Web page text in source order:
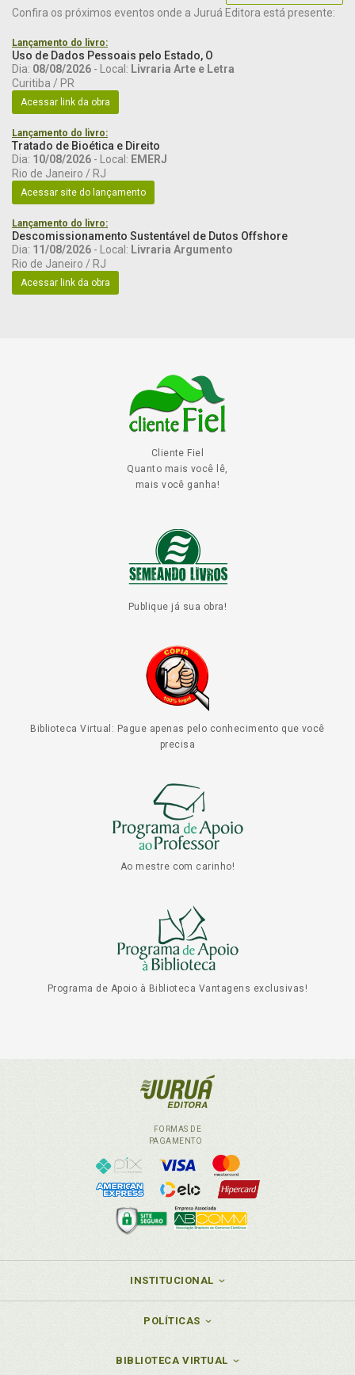
Confira os próximos eventos onde a Juruá Editora está presente:
Lançamento do livro:
Uso de Dados Pessoais pelo Estado, O
Dia: 08/08/2026 - Local: Livraria Arte e Letra
Curitiba / PR
Acessar link da obra
Lançamento do livro:
Tratado de Bioética e Direito
Dia: 10/08/2026 - Local: EMERJ
Rio de Janeiro / RJ
Acessar site do lançamento
Lançamento do livro:
Descomissionamento Sustentável de Dutos Offshore
Dia: 11/08/2026 - Local: Livraria Argumento
Rio de Janeiro / RJ
Acessar link da obra
Cliente Fiel
Quanto mais você lê,
mais você ganha!
Publique já sua obra!
Biblioteca Virtual: Pague apenas pelo conhecimento que você
precisa
Ao mestre com carinho!
Programa de Apoio à Biblioteca Vantagens exclusivas!
FORMAS DE
PAGAMENTO
INSTITUCIONAL
POLÍTICAS
BIBLIOTECA VIRTUAL